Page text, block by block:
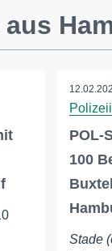
POL-
100
Stade